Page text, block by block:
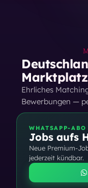
Ehrliches
Bewerbungen —
WHATSAPP-ABO
Jobs aufs
Neue Premium-
jederzeit kündbar.